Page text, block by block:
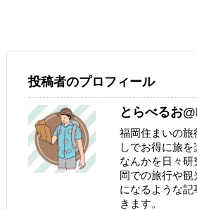
投稿者のプロフィール
とらべるお
福岡住まいの旅
しでお得に旅
なんかを日々
岡での旅行や
になるような
きます。